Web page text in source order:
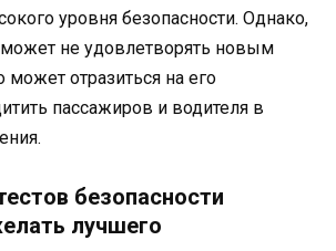
уровня безопасности. Однако,
не удовлетворять новым
может отразиться на его
пассажиров и водителя в
безопасности
лучшего